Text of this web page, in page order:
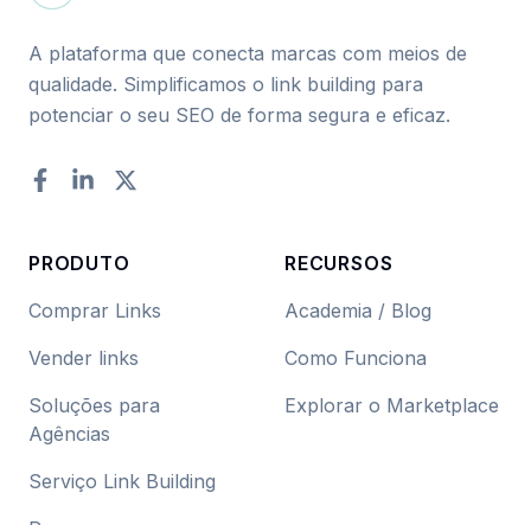
A plataforma que conecta marcas com meios de
qualidade. Simplificamos o link building para
potenciar o seu SEO de forma segura e eficaz.
Facebook
LinkedInTwitter
PRODUTO
Comprar Links
Vender links
Soluções para
Agências
Serviço Link Building
RECURSOS
Academia / Blog
Como Funciona
Explorar o Marketplace